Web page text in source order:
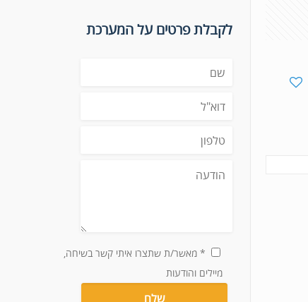
לקבלת פרטים על המערכת
* מאשר/ת שתצרו איתי קשר בשיחה,
מיילים והודעות